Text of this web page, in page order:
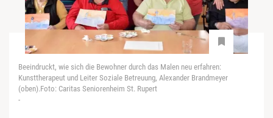
Beeindruckt, wie sich die Bewohner durch das Malen neu erfahren:
Kunsttherapeut und Leiter Soziale Betreuung, Alexander Brandmeyer
(oben).Foto: Caritas Seniorenheim St. Rupert
-